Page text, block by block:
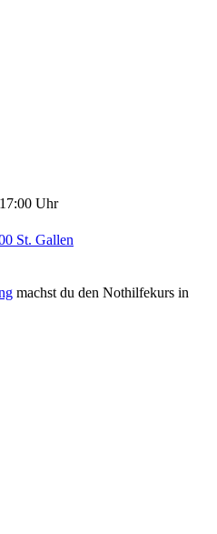
17:00 Uhr
St. Gallen
machst du den Nothilfekurs in